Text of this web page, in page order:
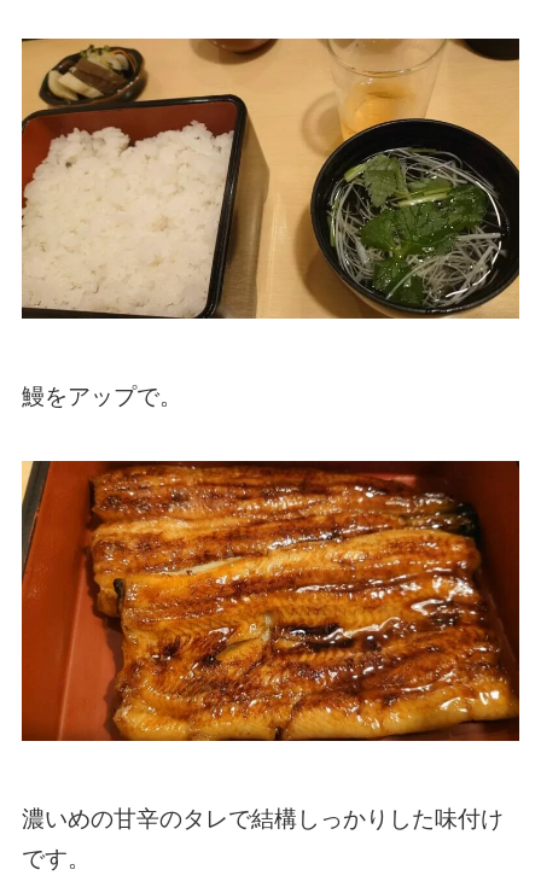
鰻をアップで。
濃いめの甘辛のタレで結構しっかりした味付け
です。